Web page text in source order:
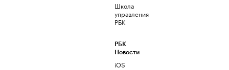
Школа
управления
РБК
РБК
Новости
iOS